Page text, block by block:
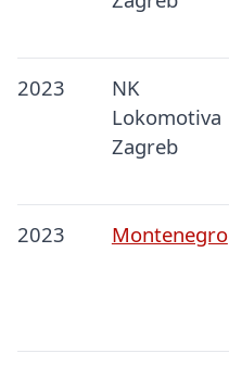
2023
NK
Lokomotiva
Zagreb
2023 Montenegro